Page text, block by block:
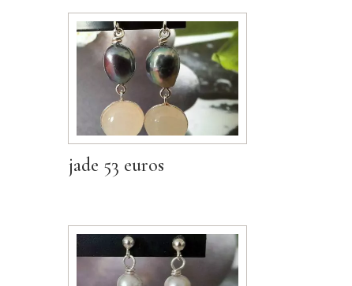
jade 53 euros